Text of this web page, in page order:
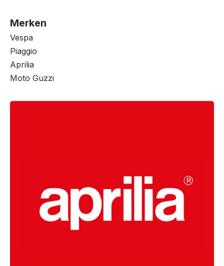
Merken
Vespa
Piaggio
Aprilia
Moto Guzzi